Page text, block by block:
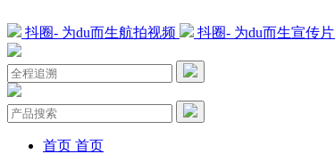
抖圈- 为du而生航拍视频 抖圈- 为du而生宣传片
首页 首页